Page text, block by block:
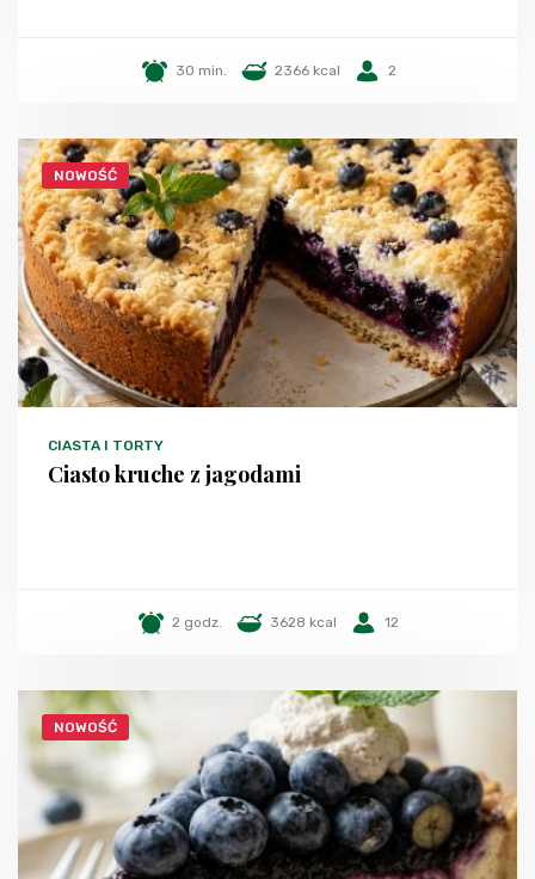
30 min. 2366 kcal 2
NOWOŚĆ
CIASTA I TORTY
Ciasto kruche z jagodami
2 godz. 3628 kcal 12
NOWOŚĆ